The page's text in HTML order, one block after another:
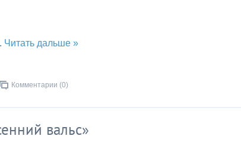
Читать дальше »
Комментарии (0)
вальс»